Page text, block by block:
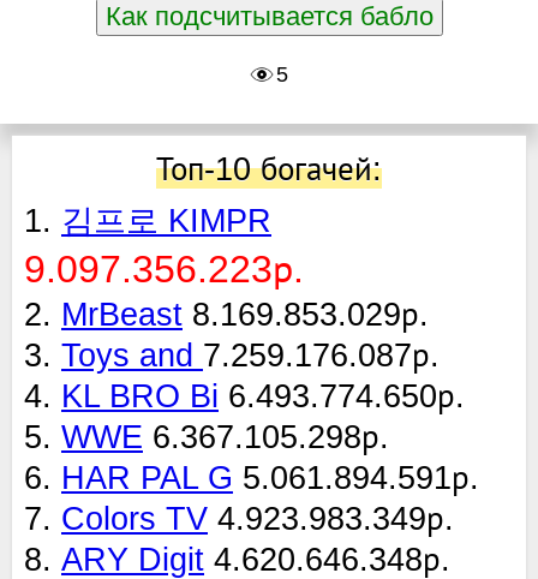
Как подсчитывается бабло
5
Топ-10 богачей:
1. 김프로 KIMPR
9.097.356.223р.
2. MrBeast 8.169.853.029р.
3. Toys and 7.259.176.087р.
4. KL BRO Bi 6.493.774.650р.
5. WWE 6.367.105.298р.
6. HAR PAL G 5.061.894.591р.
7. Colors TV 4.923.983.349р.
8. ARY Digit 4.620.646.348р.